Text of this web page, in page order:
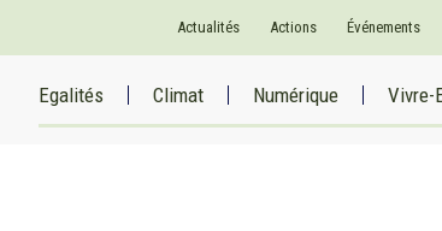
Actualités Actions Événements
Egalités Climat Numérique Vivre-